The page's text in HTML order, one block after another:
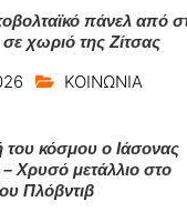
πάνελ από
χωριό της Ζίτσας
ΚΟΙΝΩΝΙΑ
του κόσμου ο Ιάσονας
Χρυσό μετάλλιο στο
Πλόβντιβ